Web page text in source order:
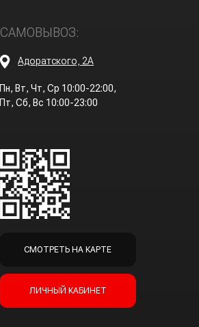
САМОВЫВОЗ:
СМОТРЕТЬ НА КАРТЕ
ЛИЧНЫЙ КАБИНЕТ
Пн, Вт, Чт, Ср 10:00-22:00,
Пт, Сб, Вс 10:00-23:00
Адоратского, 2А